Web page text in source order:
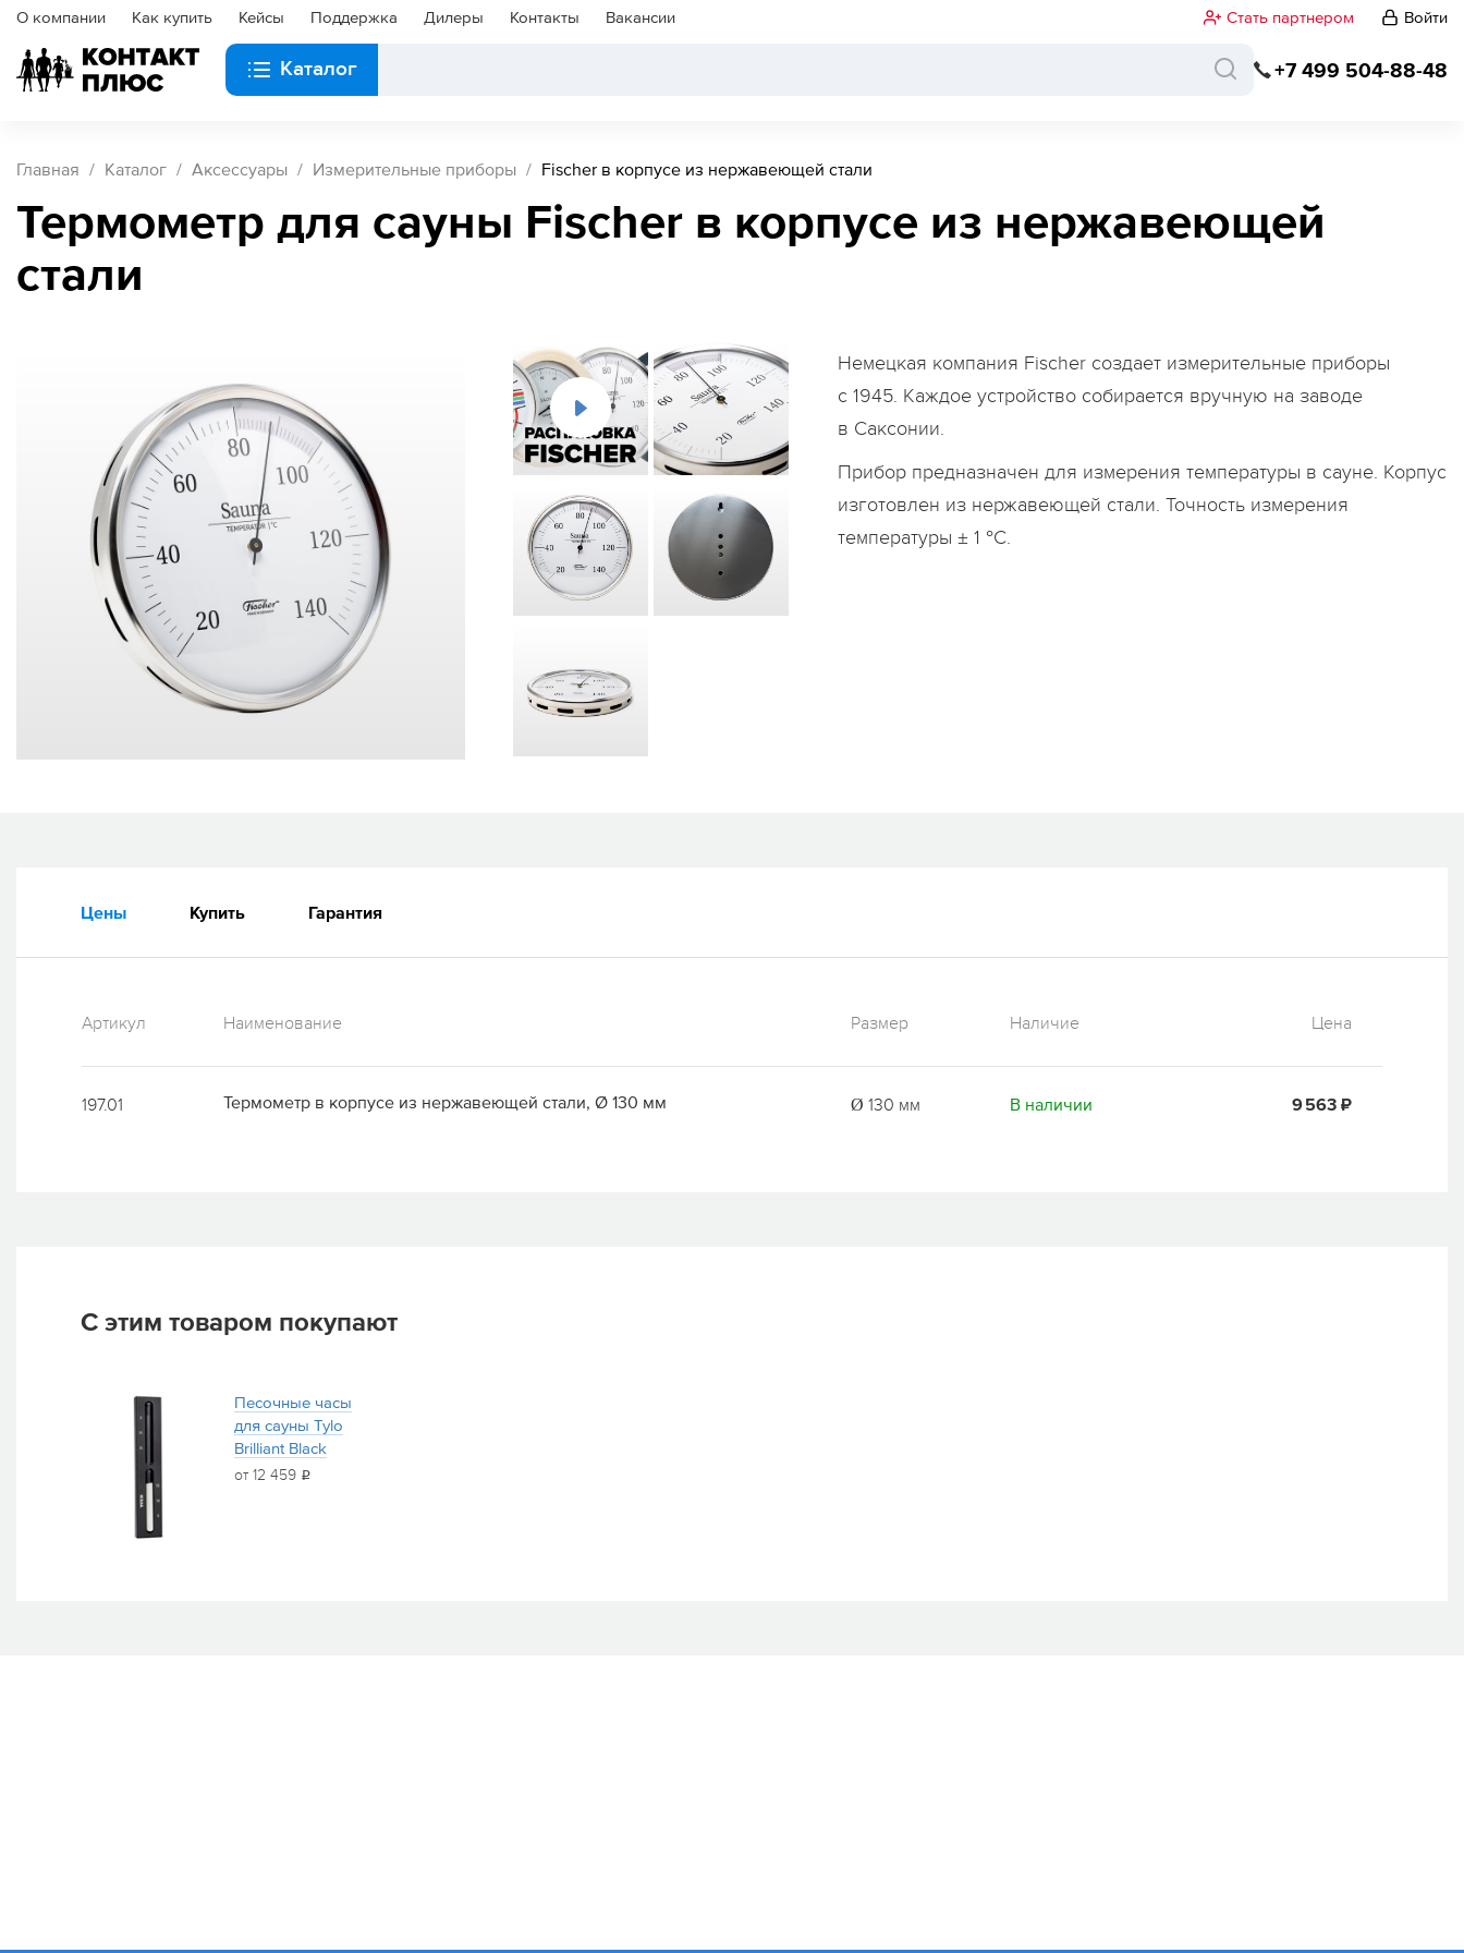
О компании Как купить Кейсы Поддержка Дилеры Контакты Вакансии Стать партнером Войти
Каталог +7 499 504-88-48
Главная Каталог Аксессуары Измерительные приборы Fischer в корпусе из нержавеющей стали
Термометр для сауны Fischer в корпусе из нержавеющей
стали
Немецкая компания Fischer создает измерительные приборы
с 1945. Каждое устройство собирается вручную на заводе
в Саксонии.
Прибор предназначен для измерения температуры в сауне. Корпус
изготовлен из нержавеющей стали. Точность измерения
температуры ± 1 °С.
Цены Купить Гарантия
Артикул Наименование Размер Наличие Цена
197.01 Термометр в корпусе из нержавеющей стали, Ø 130 мм Ø 130 мм В наличии 9 563 ₽
С этим товаром покупают
Песочные часы
для сауны Tylo
Brilliant Black
от 12 459 i